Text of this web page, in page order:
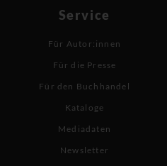
Service
Für Autor:innen
Für die Presse
Für den Buchhandel
Kataloge
Mediadaten
Newsletter